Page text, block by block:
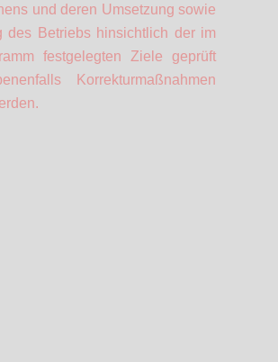
und deren Umsetzung sowie
des Betriebs hinsichtlich der im
festgelegten Ziele geprüft
Korrekturmaßnahmen